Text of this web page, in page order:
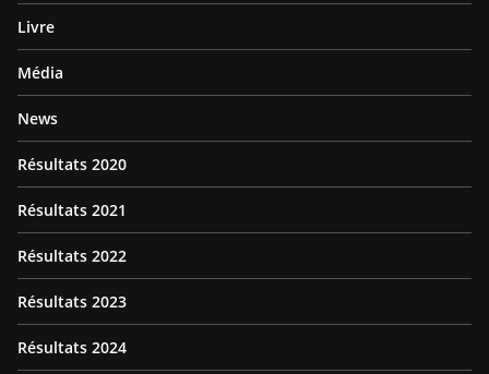
Livre
Média
News
Résultats 2020
Résultats 2021
Résultats 2022
Résultats 2023
Résultats 2024